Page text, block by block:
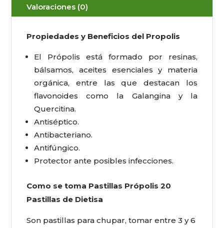
Valoraciones (0)
Propiedades y Beneficios del Propolis
El Própolis está formado por resinas,
bálsamos, aceites esenciales y materia
orgánica, entre las que destacan los
flavonoides como la Galangina y la
Quercitina.
Antiséptico.
Antibacteriano.
Antifúngico.
Protector ante posibles infecciones.
Como se toma Pastillas Própolis 20
Pastillas de Dietisa
Son pastillas para chupar, tomar entre 3 y 6